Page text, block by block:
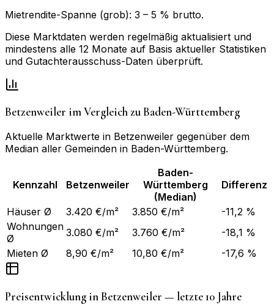
Mietrendite-Spanne (grob): 3 – 5 % brutto.
Diese Marktdaten werden regelmäßig aktualisiert und
mindestens alle 12 Monate auf Basis aktueller Statistiken
und Gutachterausschuss-Daten überprüft.
Betzenweiler im Vergleich zuBaden-Württemberg
Aktuelle Marktwerte in Betzenweiler gegenüber dem
Median aller Gemeinden in Baden-Württemberg.
Kennzahl Betzenweiler
Baden-
Württemberg
(Median)
Differenz
Häuser Ø 3.420 €/m² 3.850 €/m²
-11,2 %
Wohnungen
Ø
3.080 €/m² 3.760 €/m²
-18,1 %
Mieten Ø
8,90 €/m² 10,80 €/m² -17,6 %
Preisentwicklung inBetzenweiler — letzte 10 Jahre